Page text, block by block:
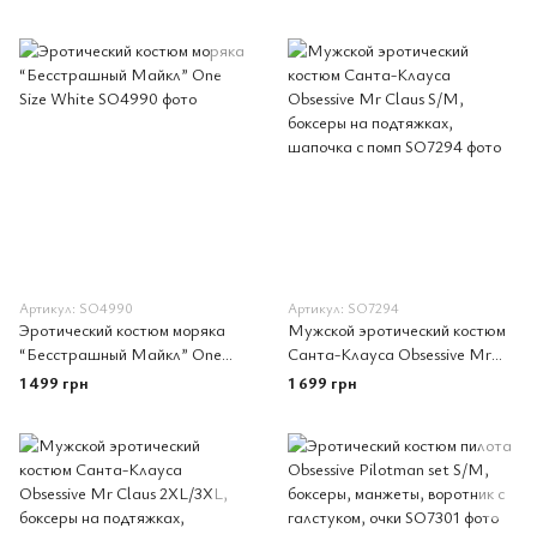
Артикул: SO4990
Эротический костюм моряка
“Бесстрашный Майкл” One
Size White
1 499 грн
Артикул: SO7294
Мужской эротический костюм
Санта-Клауса Obsessive Mr
Claus S/M, боксеры на
подтяжках, шапочка с помп
1 699 грн